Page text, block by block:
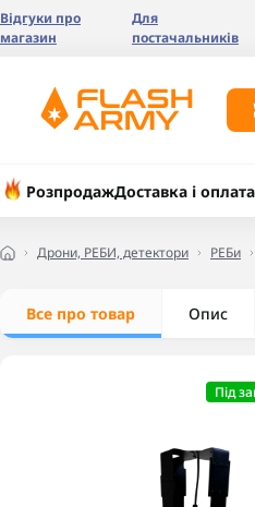
Відгуки про
магазин
Для
постачальників
РозпродажДоставка і оплата
Дрони, РЕБИ, детектори РЕБи
Все про товар Опис
Під